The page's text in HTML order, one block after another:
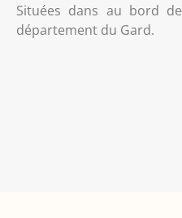
Situées dans au bord
département du Gard.